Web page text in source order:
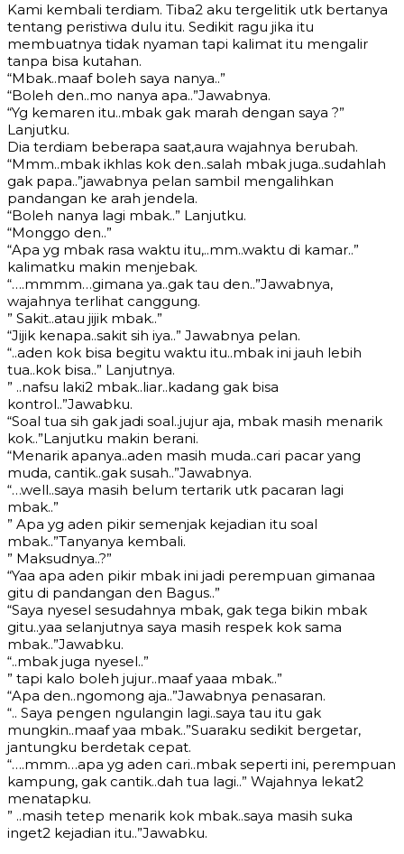
Kami kembali terdiam. Tiba2 aku tergelitik utk bertanya
tentang peristiwa dulu itu. Sedikit ragu jika itu
membuatnya tidak nyaman tapi kalimat itu mengalir
tanpa bisa kutahan.
“Mbak..maaf boleh saya nanya..”
“Boleh den..mo nanya apa..”Jawabnya.
“Yg kemaren itu..mbak gak marah dengan saya ?”
Lanjutku.
Dia terdiam beberapa saat,aura wajahnya berubah.
“Mmm..mbak ikhlas kok den..salah mbak juga..sudahlah
gak papa..”jawabnya pelan sambil mengalihkan
pandangan ke arah jendela.
“Boleh nanya lagi mbak..” Lanjutku.
“Monggo den..”
“Apa yg mbak rasa waktu itu,..mm..waktu di kamar..”
kalimatku makin menjebak.
“….mmmm…gimana ya..gak tau den..”Jawabnya,
wajahnya terlihat canggung.
” Sakit..atau jijik mbak..”
“Jijik kenapa..sakit sih iya..” Jawabnya pelan.
“..aden kok bisa begitu waktu itu..mbak ini jauh lebih
tua..kok bisa..” Lanjutnya.
” ..nafsu laki2 mbak..liar..kadang gak bisa
kontrol..”Jawabku.
“Soal tua sih gak jadi soal..jujur aja, mbak masih menarik
kok..”Lanjutku makin berani.
“Menarik apanya..aden masih muda..cari pacar yang
muda, cantik..gak susah..”Jawabnya.
“…well..saya masih belum tertarik utk pacaran lagi
mbak..”
” Apa yg aden pikir semenjak kejadian itu soal
mbak..”Tanyanya kembali.
” Maksudnya..?”
“Yaa apa aden pikir mbak ini jadi perempuan gimanaa
gitu di pandangan den Bagus..”
“Saya nyesel sesudahnya mbak, gak tega bikin mbak
gitu..yaa selanjutnya saya masih respek kok sama
mbak..”Jawabku.
“..mbak juga nyesel..”
” tapi kalo boleh jujur..maaf yaaa mbak..”
“Apa den..ngomong aja..”Jawabnya penasaran.
“.. Saya pengen ngulangin lagi..saya tau itu gak
mungkin..maaf yaa mbak..”Suaraku sedikit bergetar,
jantungku berdetak cepat.
“….mmm…apa yg aden cari..mbak seperti ini, perempuan
kampung, gak cantik..dah tua lagi..” Wajahnya lekat2
menatapku.
” ..masih tetep menarik kok mbak..saya masih suka
inget2 kejadian itu..”Jawabku.